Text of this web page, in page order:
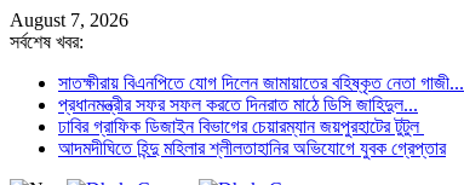
August 7, 2026
সর্বশেষ খবর:
সাতক্ষীরায় বিএনপিতে যোগ দিলেন জামায়াতের বহিষ্কৃত নেতা গাজী...
প্রধানমন্ত্রীর সফর সফল করতে দিনরাত মাঠে ডিসি জাহিদুল...
ঢাবির গ্রাফিক ডিজাইন বিভাগের চেয়ারম্যান জয়পুরহাটের টুটুল
আদমদীঘিতে হিন্দু মহিলার শ্লীলতাহানির অভিযোগে যুবক গ্রেপ্তার